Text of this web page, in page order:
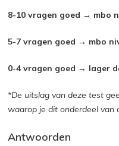
8-10 vragen goed → mbo
5-7 vragen goed → mbo
0-4 vragen goed → lager
*De uitslag van deze test
waarop je dit onderdeel van
Antwoorden